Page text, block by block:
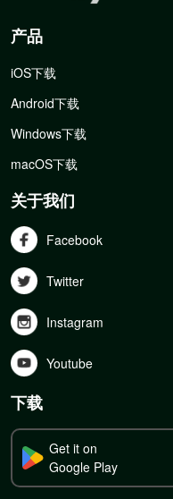
产品
iOS下载
Android下载
Windows下载
macOS下载
关于我们
Facebook
Twitter
Instagram
Youtube
下载
Get it on
Google Play